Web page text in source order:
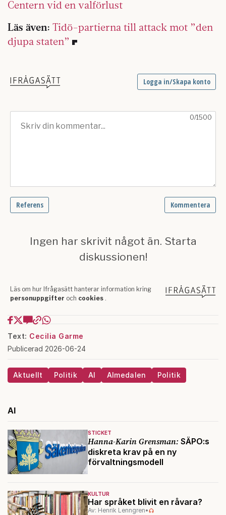
Centern vid en valförlust
Läs även: Tidö-partierna till attack mot ”den
djupa staten”
Text: Cecilia Garme
Publicerad 2026-06-24
Aktuellt Politik AI Almedalen Politik
AI
STICKET
Hanna-Karin Grensman: SÄPO:s
diskreta krav på en ny
förvaltningsmodell
KULTUR
Har språket blivit en råvara?
Av: Henrik Lenngren•